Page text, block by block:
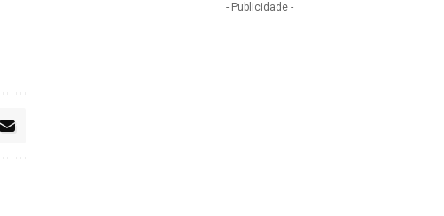
- Publicidade -